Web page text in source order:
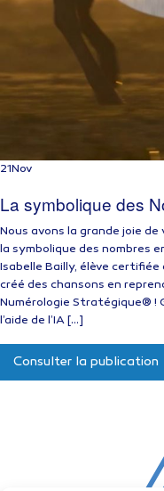
21Nov
La symbolique des
Nous avons la grande joie
la symbolique des nombres
Isabelle Bailly, élève
créé des chansons en
Numérologie Stratégique®
l’aide de l’IA […]
Consulter la publication